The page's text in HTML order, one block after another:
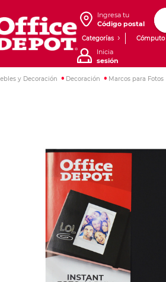
Ingresa tu
Código postal
Categorías Cómputo
Inicia
sesión
y Decoración Decoración Marcos para Fotos